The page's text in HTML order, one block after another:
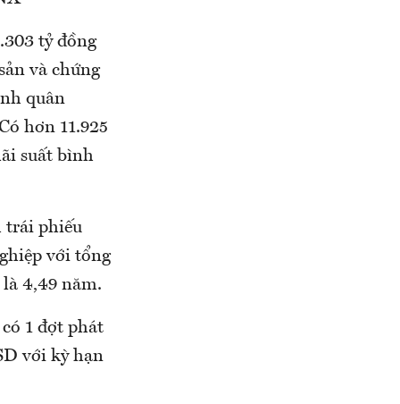
tỷ đồng
và chứng
quân
hơn 11.925
suất bình
trái phiếu
với tổng
4,49 năm.
1 đợt phát
với kỳ hạn